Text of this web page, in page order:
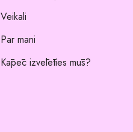
Veikali
Par mani
Kāpēc izvēlēties mūs?